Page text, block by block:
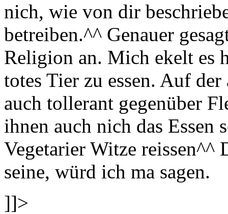
nich, wie von dir
betreiben.^^ Genauer
Religion an. Mich ekelt es
totes Tier zu essen. Auf
auch tollerant gegenüber
ihnen auch nich das Essen
Vegetarier Witze reissen^^
seine, würd ich ma sagen.
]]>